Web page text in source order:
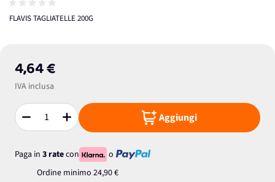
FLAVIS TAGLIATELLE 200G
4,64 €
IVA inclusa
Quantità Aggiungi
Paga in 3 ratecon
o
Ordine minimo 24,90 €